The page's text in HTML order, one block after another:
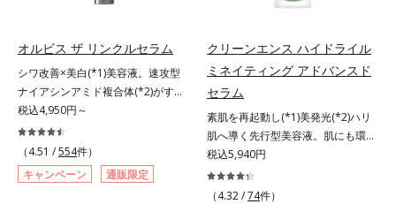
オルビス ザ リンクルセラム
シワ改善×美白(*1)美容液。速攻型
ナイアシンアミド複合体(*2)がすば
やく浸透(*3)。ピンと、パッと。大
人の肌にハリ感を。シワ改善×美白
(*1)美容液。ポーラ化成 研究所の独
自研究で見出した、速攻型ナイアシ
ンアミド複合体(*2)と浸透サポート
税込4,950円～
（4.51 /554件）
キャンペーン
通販限定
クリーンエンス ハイドライル
ミネイティング アドバンスド
セラム
素肌を再起動し(*1)美発光(*2)ハリ
肌へ導く先行型美容液。肌にも環境
にも、いいことを——。
「CLEANENCE（クリーンエン
ス）」が目指すのは、まっさらな素
税込5,940円
（4.32 /74件）